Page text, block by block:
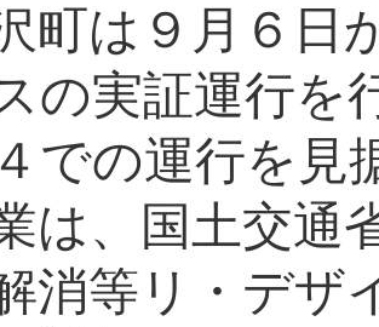
町は９月６日
の実証運行を
での運行を見
は、国土交通
消等リ・デザ